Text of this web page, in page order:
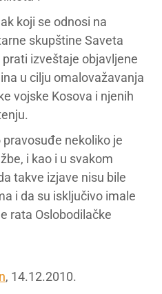
koji se odnosi na
skupštine Saveta
izveštaje objavljene
u cilju omalovažavanja
vojske Kosova i njenih
nekoliko je
i kao i u svakom
takve izjave nisu bile
i da su isključivo imale
rata Oslobodilačke
, 14.12.2010.